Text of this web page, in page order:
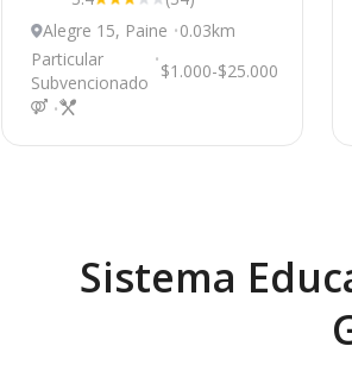
Alegre 15, Paine
0.03km
Particular
Subvencionado
$1.000-$25.000
Sistema